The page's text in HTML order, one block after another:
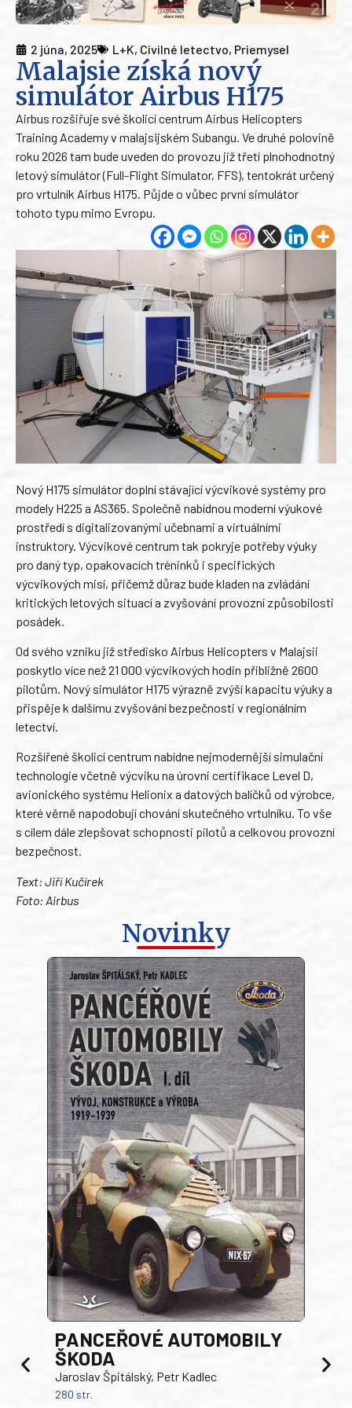
2 júna, 2025 L+K, Civilné letectvo, Priemysel
Malajsie získá nový
simulátor Airbus H175
Airbus rozšiřuje své školicí centrum Airbus Helicopters
Training Academy v malajsijském Subangu. Ve druhé polovině
roku 2026 tam bude uveden do provozu již třetí plnohodnotný
letový simulátor (Full-Flight Simulator, FFS), tentokrát určený
pro vrtulník Airbus H175. Půjde o vůbec první simulátor
tohoto typu mimo Evropu.
Nový H175 simulátor doplní stávající výcvikové systémy pro
modely H225 a AS365. Společně nabídnou moderní výukové
prostředí s digitalizovanými učebnami a virtuálními
instruktory. Výcvikové centrum tak pokryje potřeby výuky
pro daný typ, opakovacích tréninků i specifických
výcvikových misí, přičemž důraz bude kladen na zvládání
kritických letových situací a zvyšování provozní způsobilosti
posádek.
Od svého vzniku již středisko Airbus Helicopters v Malajsii
poskytlo více než 21 000 výcvikových hodin přibližně 2600
pilotům. Nový simulátor H175 výrazně zvýší kapacitu výuky a
přispěje k dalšímu zvyšování bezpečnosti v regionálním
letectví.
Rozšířené školicí centrum nabídne nejmodernější simulační
technologie včetně výcviku na úrovni certifikace Level D,
avionického systému Helionix a datových balíčků od výrobce,
které věrně napodobují chování skutečného vrtulníku. To vše
s cílem dále zlepšovat schopnosti pilotů a celkovou provozní
bezpečnost.
Text: Jiří Kučírek
Foto: Airbus
Novinky
PANCEŘOVÉ AUTOMOBILY
ŠKODA
Jaroslav Špitálský, Petr Kadlec
280 str.